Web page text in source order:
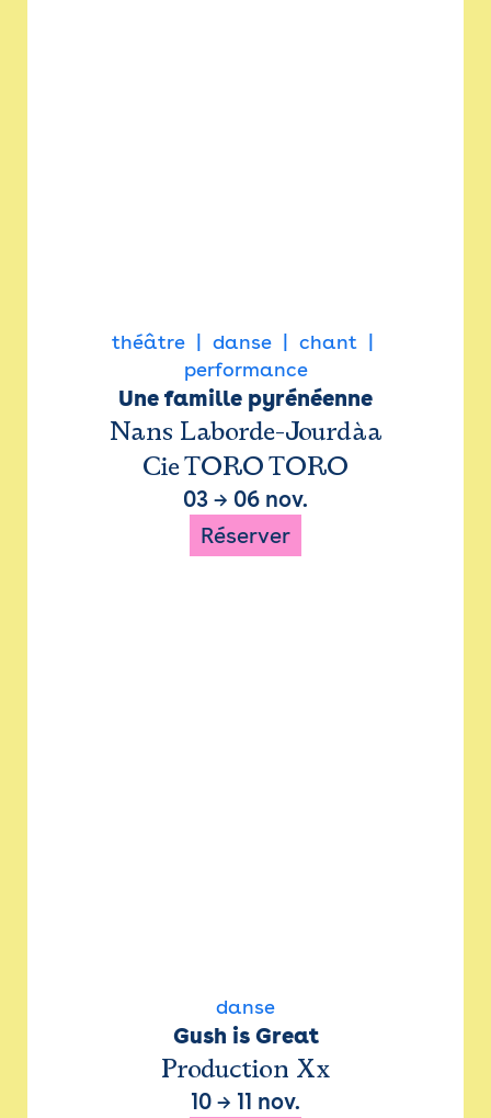
théâtre danse
chant
performance
Une famille pyrénéenne
Nans Laborde-Jourdàa
Cie TORO TORO
03 → 06 nov.
Réserver
danse
Gush is Great
Production Xx
10 → 11 nov.